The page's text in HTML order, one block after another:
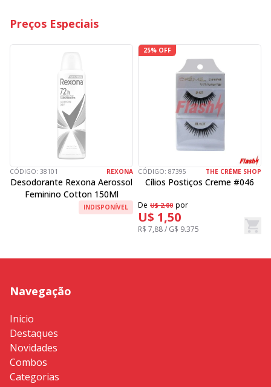
Preços Especiais
CÓDIGO: 38101 REXONA
Desodorante Rexona Aerossol
Feminino Cotton 150Ml
INDISPONÍVEL
25% OFF
CÓDIGO: 87395 THE CRÉME SHOP
Cílios Postiços Creme #046
De U$ 2,00 por
U$ 1,50
R$ 7,88 / G$ 9.375
Navegação
Inicio
Destaques
Novidades
Combos
Categorias